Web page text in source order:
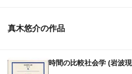
真木悠介の作品
時間の比較社会学 (岩波